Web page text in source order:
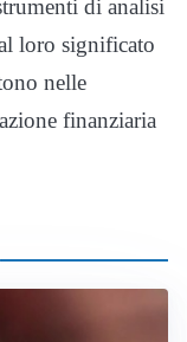
di analisi
loro significato
nelle
finanziaria